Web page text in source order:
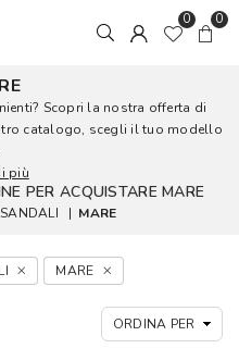
0 0
Scopri la nostra offerta di
catalogo, scegli il tuo modello
più
PER ACQUISTARE MARE
SANDALI | MARE
MARE